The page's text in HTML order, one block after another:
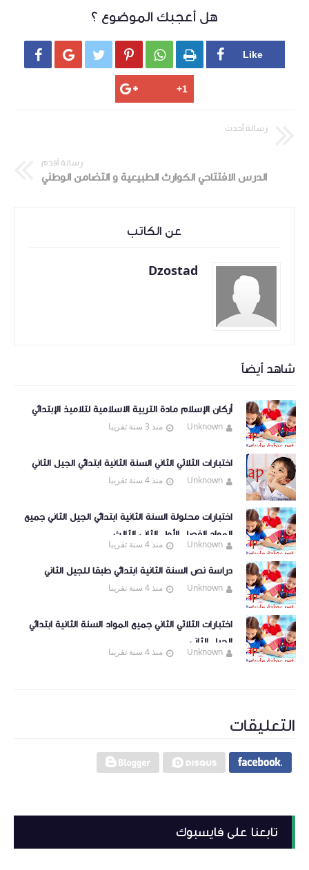
هل أعجبك الموضوع ؟
     
رسالة أحدث
رسالة أقدم
الدرس الافتتاحي الكوارث الطبيعية و التضامن الوطني
عن الكاتب
Dzostad
شاهد أيضاً
أركان الإسلام مادة التربية الاسلامية لتلاميذ الإبتدائي
Unknown منذ 3 سنة تقريبا
اختبارات الثلاثي الثاني السنة الثانية ابتدائي الجيل الثاني
Unknown منذ 4 سنة تقريبا
اختبارات محلولة السنة الثانية ابتدائي الجيل الثاني جميع
المواد الفصل الأول الثاني الثالث
Unknown منذ 4 سنة تقريبا
دراسة نص السنة الثانية ابتدائي طبقا للجيل الثاني
Unknown منذ 4 سنة تقريبا
اختبارات الثلاثي الثاني جميع المواد السنة الثانية ابتدائي
الجيل الثاني
Unknown منذ 4 سنة تقريبا
التعليقات
تابعنا على فايسبوك